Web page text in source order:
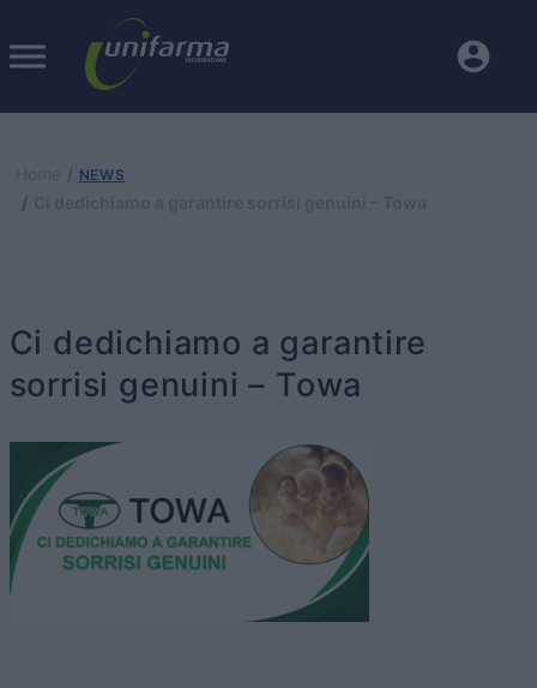
NEWS
Ci dedichiamo a garantire
sorrisi genuini – Towa